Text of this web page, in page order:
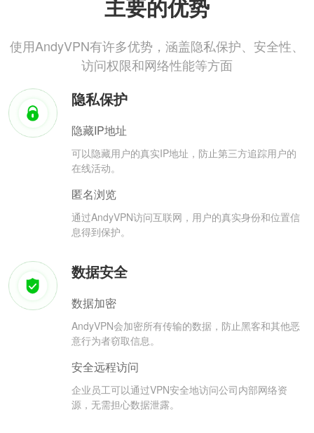
主要的优势
使用AndyVPN有许多优势，涵盖隐私保护、安全性、
访问权限和网络性能等方面
隐私保护
隐藏IP地址
可以隐藏用户的真实IP地址，防止第三方追踪用户的
在线活动。
匿名浏览
通过AndyVPN访问互联网，用户的真实身份和位置信
息得到保护。
数据安全
数据加密
AndyVPN会加密所有传输的数据，防止黑客和其他恶
意行为者窃取信息。
安全远程访问
企业员工可以通过VPN安全地访问公司内部网络资
源，无需担心数据泄露。